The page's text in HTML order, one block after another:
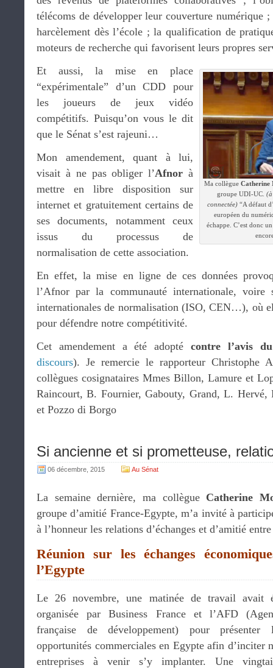
télécoms de développer leur couverture numérique
harcèlement dès l’école ; la qualification de
moteurs de recherche qui favorisent leurs propres
Ma collègue Catherine
groupe UDI-UC. (à
connectée) “A défaut
européen du
échappe. C’est donc
Et aussi, la mise en place
“expérimentale” d’un CDD pour
les joueurs de jeux vidéo
compétitifs. Puisqu’on vous le dit
que le Sénat s’est rajeuni…
Mon amendement, quant à lui,
visait à ne pas obliger l’Afnor à
mettre en libre disposition sur
internet et gratuitement certains de
ses documents, notamment ceux
issus du processus de
normalisation de cette association.
En effet, la mise en ligne de ces données
l’Afnor par la communauté internationale, voire
internationales de normalisation (ISO, CEN…), où
pour défendre notre compétitivité.
Cet amendement a été adopté contre l’avis
discours). Je remercie le rapporteur Christophe
collègues cosignataires Mmes Billon, Lamure et
Raincourt, B. Fournier, Gabouty, Grand, L. Hervé,
et Pozzo di Borgo
Si ancienne et si prometteuse,
06 décembre, 2015 Au Sénat
La semaine dernière, ma collègue Catherine
groupe d’amitié France-Egypte, m’a invité à
à l’honneur les relations d’échanges et d’amitié
Réunion sur les échanges
l’Egypte
Le 26 novembre, une matinée de travail avait
organisée par Business France et l’AFD
française de développement) pour présenter
opportunités commerciales en Egypte afin d’inciter
entreprises à venir s’y implanter. Une